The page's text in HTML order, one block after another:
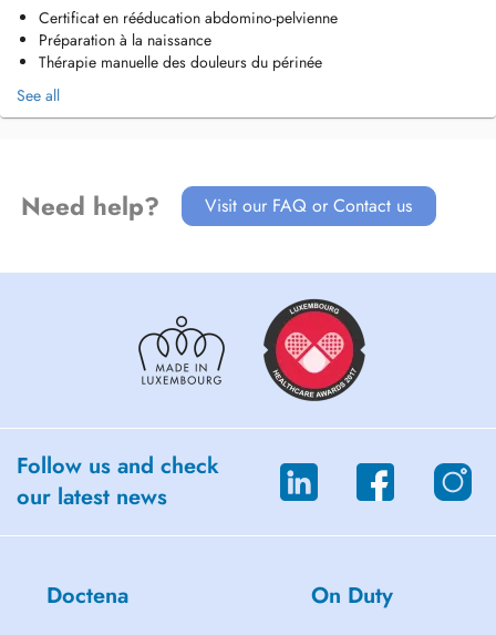
Je porte également un intérêt particulier à la prise en charge des
troubles musculosquelettiques, avec des formations complémentaires
en rééducation de l'épaule douloureuse et en troubles de l'articulation
temporo-mandibulaire (ATM).
Certificat en rééducation abdomino-pelvienne
Préparation à la naissance
Thérapie manuelle des douleurs du périnée
See all
Need help? Visit our FAQ or Contact us
Follow us and check
our latest news
Doctena On Duty